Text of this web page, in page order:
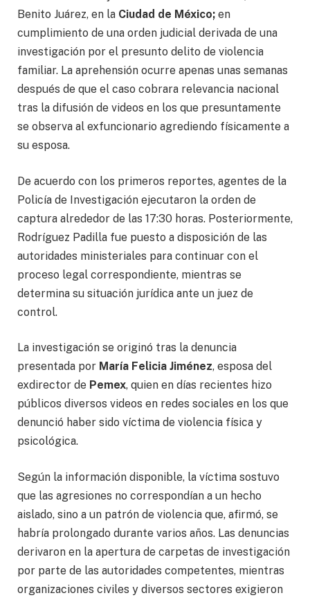
Benito Juárez, en la Ciudad de México; en
cumplimiento de una orden judicial derivada de una
investigación por el presunto delito de violencia
familiar. La aprehensión ocurre apenas unas semanas
después de que el caso cobrara relevancia nacional
tras la difusión de videos en los que presuntamente
se observa al exfuncionario agrediendo físicamente a
su esposa.
De acuerdo con los primeros reportes, agentes de la
Policía de Investigación ejecutaron la orden de
captura alrededor de las 17:30 horas. Posteriormente,
Rodríguez Padilla fue puesto a disposición de las
autoridades ministeriales para continuar con el
proceso legal correspondiente, mientras se
determina su situación jurídica ante un juez de
control.
La investigación se originó tras la denuncia
presentada por María Felicia Jiménez, esposa del
exdirector de Pemex, quien en días recientes hizo
públicos diversos videos en redes sociales en los que
denunció haber sido víctima de violencia física y
psicológica.
Según la información disponible, la víctima sostuvo
que las agresiones no correspondían a un hecho
aislado, sino a un patrón de violencia que, afirmó, se
habría prolongado durante varios años. Las denuncias
derivaron en la apertura de carpetas de investigación
por parte de las autoridades competentes, mientras
organizaciones civiles y diversos sectores exigieron